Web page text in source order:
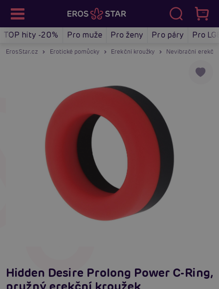
TOP hity -20% Pro muže Pro ženy Pro páry Pro
ErosStar.cz Erotické pomůcky Erekční kroužky Nevibrační
Hidden Desire Prolong Power C-Ring,